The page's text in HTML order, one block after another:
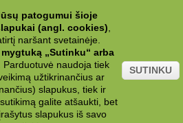
patogumui šioje
(angl. cookies)
naršant svetainėje.
„Sutinku“ arba
Parduotuvė naudoja tiek
užtikrinančius ar
slapukus, tiek ir
galite atšaukti, bet
slapukus iš savo
SUTINKU